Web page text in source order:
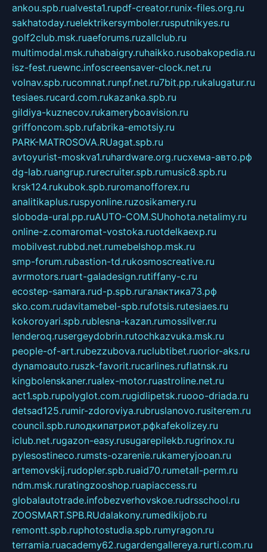
ankou.spb.rualvesta1.rupdf-creator.runix-files.org.ru
sakhatoday.ruelektrikersymboler.rusputnikyes.ru
golf2club.msk.ruaeforums.ruzallclub.ru
multimodal.msk.ruhabaigry.ruhaikko.rusobakopedia.ru
isz-fest.ruewnc.infoscreensaver-clock.net.ru
volnav.spb.rucomnat.runpf.net.ru7bit.pp.rukalugatur.ru
tesiaes.rucard.com.rukazanka.spb.ru
gildiya-kuznecov.rukameryboavision.ru
griffoncom.spb.rufabrika-emotsiy.ru
PARK-MATROSOVA.RUagat.spb.ru
avtoyurist-moskva1.ruhardware.org.ruсхема-авто.рф
dg-lab.ruangrup.rurecruiter.spb.rumusic8.spb.ru
krsk124.rukubok.spb.ruromanofforex.ru
analitikaplus.ruspyonline.ruzosikamery.ru
sloboda-ural.pp.ruAUTO-COM.SUhohota.netalimy.ru
online-z.comaromat-vostoka.ruotdelkaexp.ru
mobilvest.rubbd.net.rumebelshop.msk.ru
smp-forum.rubastion-td.rukosmoscreative.ru
avrmotors.ruart-galadesign.rutiffany-c.ru
ecostep-samara.rud-p.spb.ruгалактика73.рф
sko.com.rudavitamebel-spb.rufotsis.rutesiaes.ru
kokoroyari.spb.rublesna-kazan.rumossilver.ru
lenderoq.rusergeydobrin.rutochkazvuka.msk.ru
people-of-art.rubezzubova.ruclubtibet.ruorior-aks.ru
dynamoauto.ruszk-favorit.rucarlines.ruflatnsk.ru
kingbolenskaner.rualex-motor.ruastroline.net.ru
act1.spb.rupolyglot.com.rugidlipetsk.ruooo-driada.ru
detsad125.rumir-zdoroviya.rubruslanovo.rusiterem.ru
council.spb.ruлодкипатриот.рфkafekolizey.ru
iclub.net.rugazon-easy.rusugarepilekb.rugrinox.ru
pylesostineco.rumsts-ozarenie.rukameryjooan.ru
artemovskij.rudopler.spb.ruaid70.rumetall-perm.ru
ndm.msk.ruratingzooshop.ruapiaccess.ru
globalautotrade.infobezverhovskoe.rudrsschool.ru
ZOOSMART.SPB.RUdalakony.rumedikijob.ru
remontt.spb.ruphotostudia.spb.rumyragon.ru
terramia.ruacademy62.rugardengallereya.rurti.com.ru